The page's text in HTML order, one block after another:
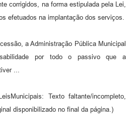
corrigidos, na forma estipulada pela Lei,
efetuados na implantação dos serviços.
a Administração Pública Municipal
por todo o passivo que a
...
Texto faltante/incompleto,
disponibilizado no final da página.)